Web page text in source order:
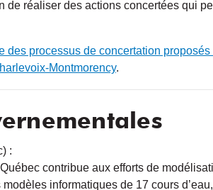
de réaliser des actions concertées qui
processus de concertation
Montmorency.
:
contribue aux efforts de
informatiques de 17 cours